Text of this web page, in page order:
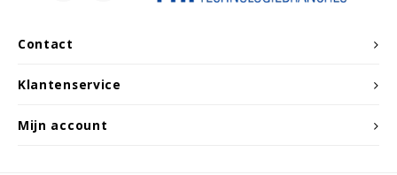
Contact
Klantenservice
Mijn account